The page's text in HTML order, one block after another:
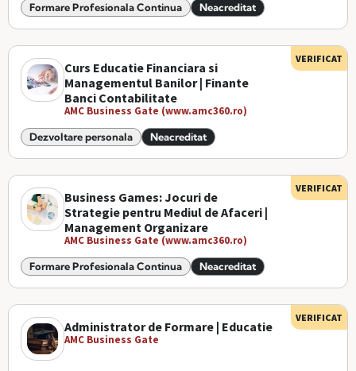
Formare Profesionala Continua Neacreditat
Curs Educatie Financiara si
Managementul Banilor | Finante
Banci Contabilitate
AMC Business Gate (www.amc360.ro)
Dezvoltare personala Neacreditat
VERIFICAT
Business Games: Jocuri de
Strategie pentru Mediul de Afaceri |
Management Organizare
AMC Business Gate (www.amc360.ro)
Formare Profesionala Continua Neacreditat
VERIFICAT
Administrator de Formare | Educatie
AMC Business Gate
VERIFICAT